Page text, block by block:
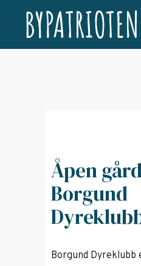
Åpen
Borgund
Borgund Dyreklubb